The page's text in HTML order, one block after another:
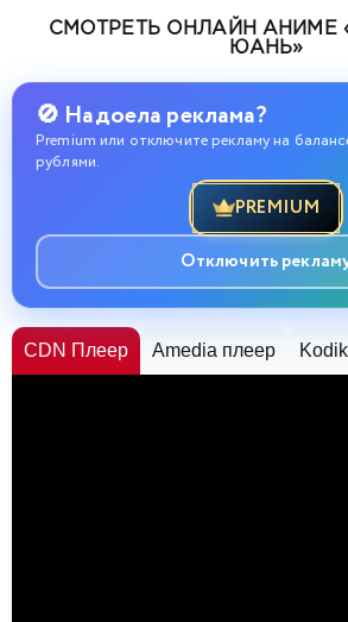
СМОТРЕТЬ ОНЛАЙН АНИМЕ
ЮАНЬ»
🚫 Надоела реклама?
Premium или отключите рекламу на
рублями.
PREMIUM
Отключить
CDN Плеер Amedia плеер Kodik